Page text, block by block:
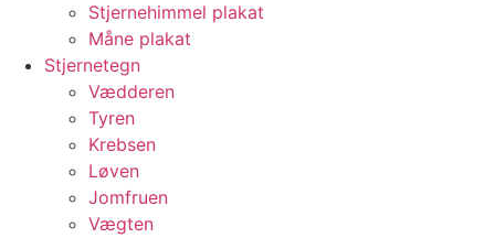
Stjernehimmel plakat
Måne plakat
Stjernetegn
Vædderen
Tyren
Krebsen
Løven
Jomfruen
Vægten